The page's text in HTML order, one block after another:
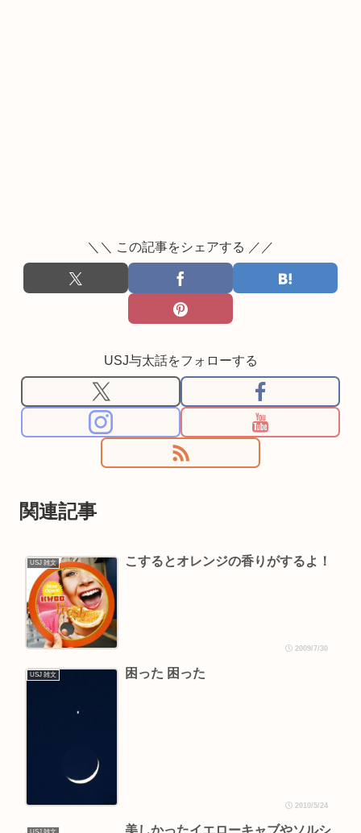
＼＼ この記事をシェアする ／／
USJ与太話をフォローする
関連記事
USJ 雑文 こするとオレンジの香りがするよ！
2009/7/30
USJ 雑文 困った 困った
2010/5/24